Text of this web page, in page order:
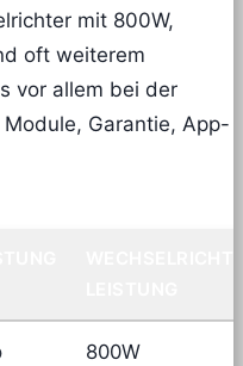
mit 800W,
oft weiterem
vor allem bei der
Garantie, App-
800W